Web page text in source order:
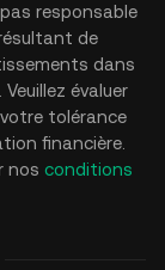
responsable
de
dans
évaluer
tolérance
financière.
nos conditions